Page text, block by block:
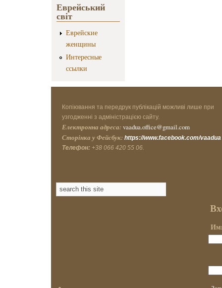
Еврейський
світ
Еврейские
женщины
Интересные
ссылки
Копіювання та передрук публікацій можливі лише при
узгодженні з адміністрацією сайту.
Електронна адреса: vaadua.office@gmail.com
Сторінка у Фейсбук: https://www.facebook.com/vaadua
Телефон: +38 066 420 55 06.